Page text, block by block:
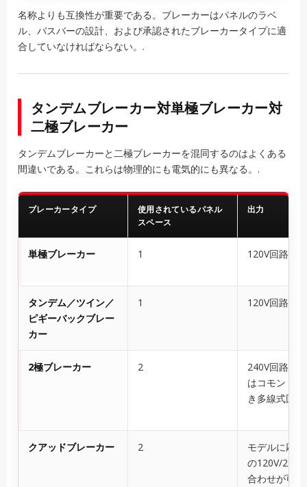
名称よりも互換性が重要である。ブレーカーはパネルのラベ
ル、バスバーの設計、および承認されたブレーカータイプに適
合していなければならない。.
タンデムブレーカー対単極ブレーカー対
二極ブレーカー
タンデムブレーカーと二極ブレーカーを混同するのはよくある
間違いである。これらは物理的にも電気的にも異なる。.
ブレーカータイプ
使用されているパネル
スペース
出力
単極ブレーカー 1 120V回路1系
タンデム／ツイン／
ピギーバックブレー
カー
1 120V回路2系
2極ブレーカー 2
240V回路1系
はコモント
き多線式回路
クアッドブレーカー 2
モデルに応
の120V/240V
合わせが可能